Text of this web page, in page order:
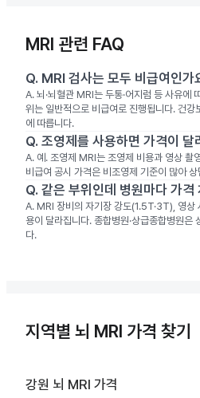
MRI 관련 FAQ
Q. MRI 검사는 모두 비급여인가
A. 뇌·뇌혈관 MRI는 두통·어지럼 등 사유에
위는 일반적으로 비급여로 진행됩니다. 건
에 따릅니다.
Q. 조영제를 사용하면 가격이 달
A. 예. 조영제 MRI는 조영제 비용과 영상 촬
비급여 공시 가격은 비조영제 기준이 많아
Q. 같은 부위인데 병원마다 가격
A. MRI 장비의 자기장 강도(1.5T·3T), 영상
용이 달라집니다. 종합병원·상급종합병원은
다.
지역별 뇌 MRI 가격 찾기
강원 뇌 MRI 가격